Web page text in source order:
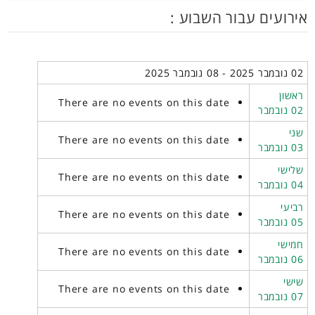
אירועים עבור השבוע :
02 נובמבר 2025 - 08 נובמבר 2025
ראשון
02 נובמבר
There are no events on this date
שני
03 נובמבר
There are no events on this date
שלישי
04 נובמבר
There are no events on this date
רביעי
05 נובמבר
There are no events on this date
חמישי
06 נובמבר
There are no events on this date
שישי
07 נובמבר
There are no events on this date